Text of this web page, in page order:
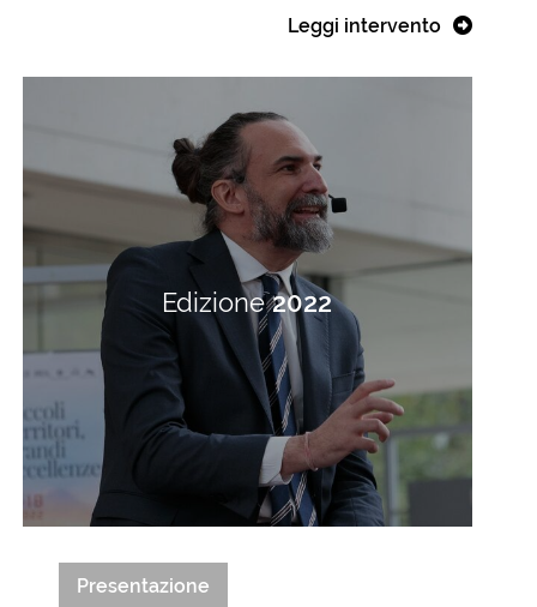
Leggi intervento
Edizione2022
Presentazione